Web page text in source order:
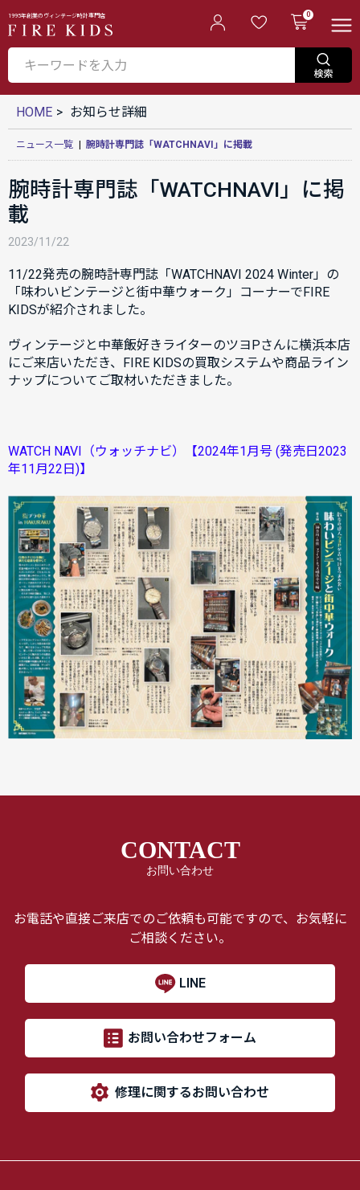
1995年創業のヴィンテージ時計専門店 0
HOME お知らせ詳細
ニュース一覧 腕時計専門誌「WATCHNAVI」に掲載
腕時計専門誌「WATCHNAVI」に掲
載
2023/11/22
11/22発売の腕時計専門誌「WATCHNAVI 2024 Winter」の
「味わいビンテージと街中華ウォーク」コーナーでFIRE
KIDSが紹介されました。
ヴィンテージと中華飯好きライターのツヨPさんに横浜本店
にご来店いただき、FIRE KIDSの買取システムや商品ライン
ナップについてご取材いただきました。
WATCH NAVI（ウォッチナビ）【2024年1月号 (発売日2023
年11月22日)】
CONTACT
お問い合わせ
お電話や直接ご来店でのご依頼も可能ですので、お気軽に
ご相談ください。
LINE
お問い合わせフォーム
修理に関するお問い合わせ